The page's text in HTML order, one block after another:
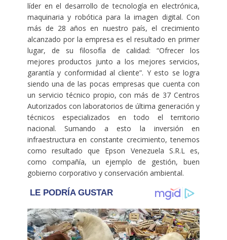
líder en el desarrollo de tecnología en electrónica,
maquinaria y robótica para la imagen digital. Con
más de 28 años en nuestro país, el crecimiento
alcanzado por la empresa es el resultado en primer
lugar, de su filosofía de calidad: “Ofrecer los
mejores productos junto a los mejores servicios,
garantía y conformidad al cliente”. Y esto se logra
siendo una de las pocas empresas que cuenta con
un servicio técnico propio, con más de 37 Centros
Autorizados con laboratorios de última generación y
técnicos especializados en todo el territorio
nacional. Sumando a esto la inversión en
infraestructura en constante crecimiento, tenemos
como resultado que Epson Venezuela S.R.L es,
como compañía, un ejemplo de gestión, buen
gobierno corporativo y conservación ambiental.